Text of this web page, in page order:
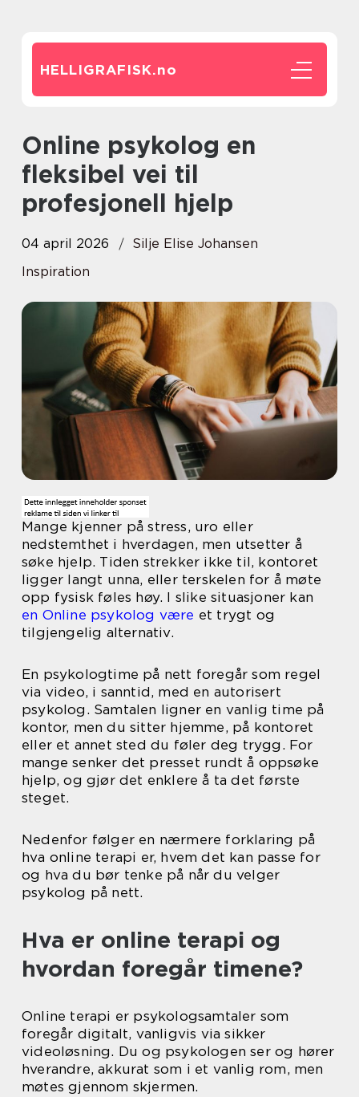
HELLIGRAFISK.no
Online psykolog en
fleksibel vei til
profesjonell hjelp
04 april 2026
Silje Elise Johansen
Inspiration
Mange kjenner på stress, uro eller
nedstemthet i hverdagen, men utsetter å
søke hjelp. Tiden strekker ikke til, kontoret
ligger langt unna, eller terskelen for å møte
opp fysisk føles høy. I slike situasjoner kan
en Online psykolog være et trygt og
tilgjengelig alternativ.
En psykologtime på nett foregår som regel
via video, i sanntid, med en autorisert
psykolog. Samtalen ligner en vanlig time på
kontor, men du sitter hjemme, på kontoret
eller et annet sted du føler deg trygg. For
mange senker det presset rundt å oppsøke
hjelp, og gjør det enklere å ta det første
steget.
Nedenfor følger en nærmere forklaring på
hva online terapi er, hvem det kan passe for
og hva du bør tenke på når du velger
psykolog på nett.
Hva er online terapi og
hvordan foregår timene?
Online terapi er psykologsamtaler som
foregår digitalt, vanligvis via sikker
videoløsning. Du og psykologen ser og hører
hverandre, akkurat som i et vanlig rom, men
møtes gjennom skjermen.